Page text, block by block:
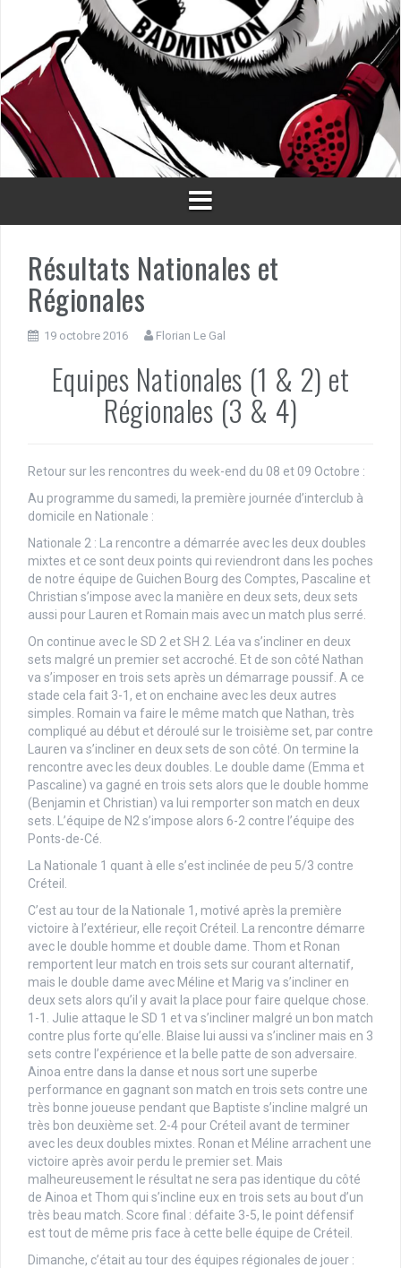
Résultats Nationales et
Régionales
19 octobre 2016 Florian Le Gal
Equipes Nationales (1 & 2) et
Régionales (3 & 4)
Retour sur les rencontres du week-end du 08 et 09 Octobre :
Au programme du samedi, la première journée d’interclub à
domicile en Nationale :
Nationale 2 : La rencontre a démarrée avec les deux doubles
mixtes et ce sont deux points qui reviendront dans les poches
de notre équipe de Guichen Bourg des Comptes, Pascaline et
Christian s’impose avec la manière en deux sets, deux sets
aussi pour Lauren et Romain mais avec un match plus serré.
On continue avec le SD 2 et SH 2. Léa va s’incliner en deux
sets malgré un premier set accroché. Et de son côté Nathan
va s’imposer en trois sets après un démarrage poussif. A ce
stade cela fait 3-1, et on enchaine avec les deux autres
simples. Romain va faire le même match que Nathan, très
compliqué au début et déroulé sur le troisième set, par contre
Lauren va s’incliner en deux sets de son côté. On termine la
rencontre avec les deux doubles. Le double dame (Emma et
Pascaline) va gagné en trois sets alors que le double homme
(Benjamin et Christian) va lui remporter son match en deux
sets. L’équipe de N2 s’impose alors 6-2 contre l’équipe des
Ponts-de-Cé.
La Nationale 1 quant à elle s’est inclinée de peu 5/3 contre
Créteil.
C’est au tour de la Nationale 1, motivé après la première
victoire à l’extérieur, elle reçoit Créteil. La rencontre démarre
avec le double homme et double dame. Thom et Ronan
remportent leur match en trois sets sur courant alternatif,
mais le double dame avec Méline et Marig va s’incliner en
deux sets alors qu’il y avait la place pour faire quelque chose.
1-1. Julie attaque le SD 1 et va s’incliner malgré un bon match
contre plus forte qu’elle. Blaise lui aussi va s’incliner mais en 3
sets contre l’expérience et la belle patte de son adversaire.
Ainoa entre dans la danse et nous sort une superbe
performance en gagnant son match en trois sets contre une
très bonne joueuse pendant que Baptiste s’incline malgré un
très bon deuxième set. 2-4 pour Créteil avant de terminer
avec les deux doubles mixtes. Ronan et Méline arrachent une
victoire après avoir perdu le premier set. Mais
malheureusement le résultat ne sera pas identique du côté
de Ainoa et Thom qui s’incline eux en trois sets au bout d’un
très beau match. Score final : défaite 3-5, le point défensif
est tout de même pris face à cette belle équipe de Créteil.
Dimanche, c’était au tour des équipes régionales de jouer :